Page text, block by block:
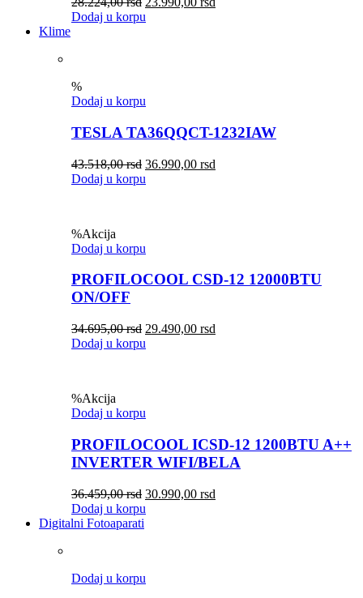
Dodaj u korpu
Klime
%
Dodaj u korpu
TESLA TA36QQCT-1232IAW
43.518,00rsd 36.990,00 rsd
Dodaj u korpu
%Akcija
Dodaj u korpu
PROFILOCOOL CSD-12 12000BTU
ON/OFF
34.695,00rsd 29.490,00 rsd
Dodaj u korpu
%Akcija
Dodaj u korpu
PROFILOCOOL ICSD-12 1200BTU A++
INVERTER WIFI/BELA
36.459,00rsd 30.990,00 rsd
Dodaj u korpu
Digitalni Fotoaparati
Dodaj u korpu